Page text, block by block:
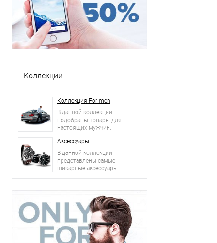
Коллекции
Коллекция For men
В данной коллекции
подобраны товары для
настоящих мужчин.
Аксессуары
В данной коллекции
представлены самые
шикарные аксессуары